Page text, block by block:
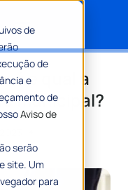
de
de
e
de
Aviso de
serão
site. Um
para
é e qual a
municipal?